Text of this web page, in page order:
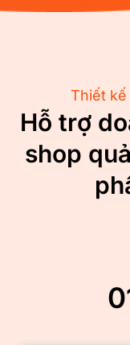
Thiết kế
Hỗ trợ
shop